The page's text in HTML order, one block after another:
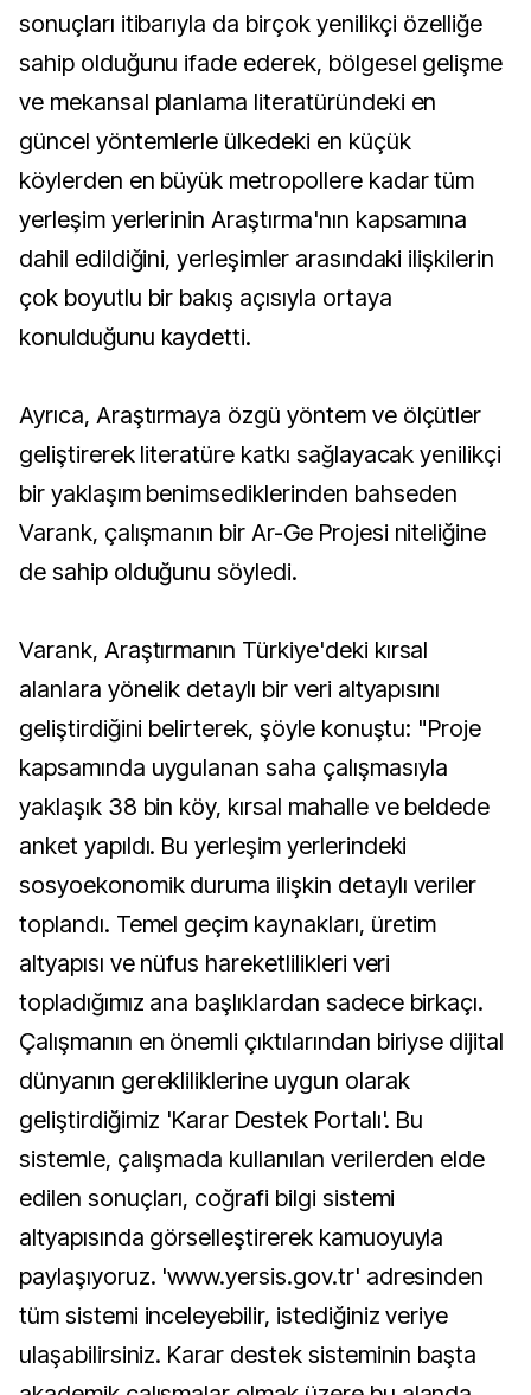
sonuçları itibarıyla da birçok yenilikçi özelliğe
sahip olduğunu ifade ederek, bölgesel gelişme
ve mekansal planlama literatüründeki en
güncel yöntemlerle ülkedeki en küçük
köylerden en büyük metropollere kadar tüm
yerleşim yerlerinin Araştırma'nın kapsamına
dahil edildiğini, yerleşimler arasındaki ilişkilerin
çok boyutlu bir bakış açısıyla ortaya
konulduğunu kaydetti.
Ayrıca, Araştırmaya özgü yöntem ve ölçütler
geliştirerek literatüre katkı sağlayacak yenilikçi
bir yaklaşım benimsediklerinden bahseden
Varank, çalışmanın bir Ar-Ge Projesi niteliğine
de sahip olduğunu söyledi.
Varank, Araştırmanın Türkiye'deki kırsal
alanlara yönelik detaylı bir veri altyapısını
geliştirdiğini belirterek, şöyle konuştu: "Proje
kapsamında uygulanan saha çalışmasıyla
yaklaşık 38 bin köy, kırsal mahalle ve beldede
anket yapıldı. Bu yerleşim yerlerindeki
sosyoekonomik duruma ilişkin detaylı veriler
toplandı. Temel geçim kaynakları, üretim
altyapısı ve nüfus hareketlilikleri veri
topladığımız ana başlıklardan sadece birkaçı.
Çalışmanın en önemli çıktılarından biriyse dijital
dünyanın gerekliliklerine uygun olarak
geliştirdiğimiz 'Karar Destek Portalı'. Bu
sistemle, çalışmada kullanılan verilerden elde
edilen sonuçları, coğrafi bilgi sistemi
altyapısında görselleştirerek kamuoyuyla
paylaşıyoruz. 'www.yersis.gov.tr' adresinden
tüm sistemi inceleyebilir, istediğiniz veriye
ulaşabilirsiniz. Karar destek sisteminin başta